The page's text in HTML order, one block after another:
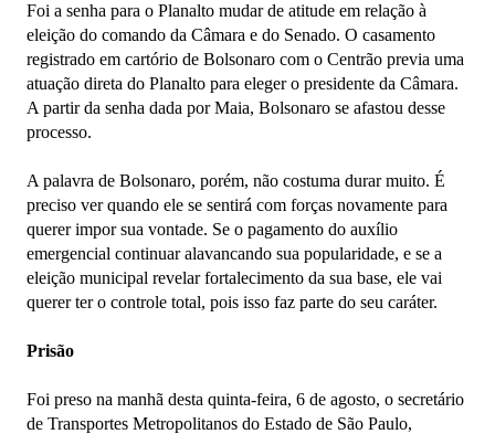
Foi a senha para o Planalto mudar de atitude em relação à
eleição do comando da Câmara e do Senado. O casamento
registrado em cartório de Bolsonaro com o Centrão previa uma
atuação direta do Planalto para eleger o presidente da Câmara.
A partir da senha dada por Maia, Bolsonaro se afastou desse
processo.
A palavra de Bolsonaro, porém, não costuma durar muito. É
preciso ver quando ele se sentirá com forças novamente para
querer impor sua vontade. Se o pagamento do auxílio
emergencial continuar alavancando sua popularidade, e se a
eleição municipal revelar fortalecimento da sua base, ele vai
querer ter o controle total, pois isso faz parte do seu caráter.
Prisão
Foi preso na manhã desta quinta-feira, 6 de agosto, o secretário
de Transportes Metropolitanos do Estado de São Paulo,